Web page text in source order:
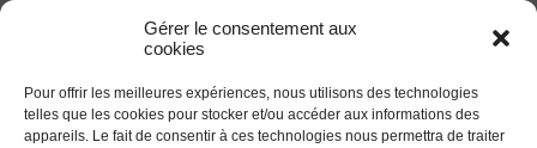
Gérer le consentement aux
cookies
Pour offrir les meilleures expériences, nous utilisons des technologies
telles que les cookies pour stocker et/ou accéder aux informations des
appareils. Le fait de consentir à ces technologies nous permettra de traiter